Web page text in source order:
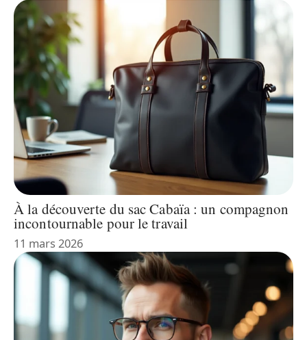
À la découverte du sac Cabaïa : un compagnon
incontournable pour le travail
11 mars 2026